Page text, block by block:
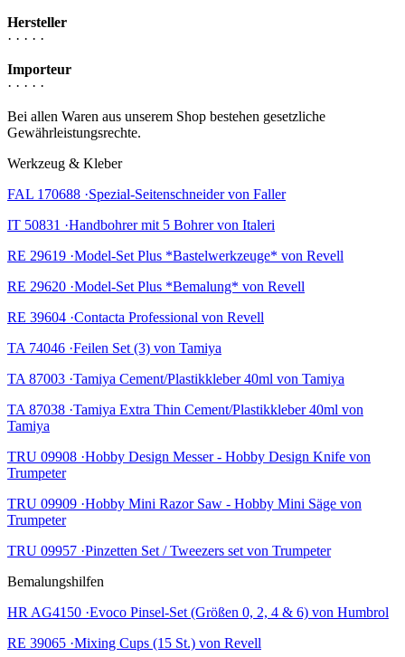
Hersteller
· · · · ·
Importeur
· · · · ·
Bei allen Waren aus unserem Shop bestehen gesetzliche
Gewährleistungsrechte.
Werkzeug & Kleber
FAL 170688 ·Spezial-Seitenschneider von Faller
IT 50831 ·Handbohrer mit 5 Bohrer von Italeri
RE 29619 ·Model-Set Plus *Bastelwerkzeuge* von Revell
RE 29620 ·Model-Set Plus *Bemalung* von Revell
RE 39604 ·Contacta Professional von Revell
TA 74046 ·Feilen Set (3) von Tamiya
TA 87003 ·Tamiya Cement/Plastikkleber 40ml von Tamiya
TA 87038 ·Tamiya Extra Thin Cement/Plastikkleber 40ml von
Tamiya
TRU 09908 ·Hobby Design Messer - Hobby Design Knife von
Trumpeter
TRU 09909 ·Hobby Mini Razor Saw - Hobby Mini Säge von
Trumpeter
TRU 09957 ·Pinzetten Set / Tweezers set von Trumpeter
Bemalungshilfen
HR AG4150 ·Evoco Pinsel-Set (Größen 0, 2, 4 & 6) von Humbrol
RE 39065 ·Mixing Cups (15 St.) von Revell